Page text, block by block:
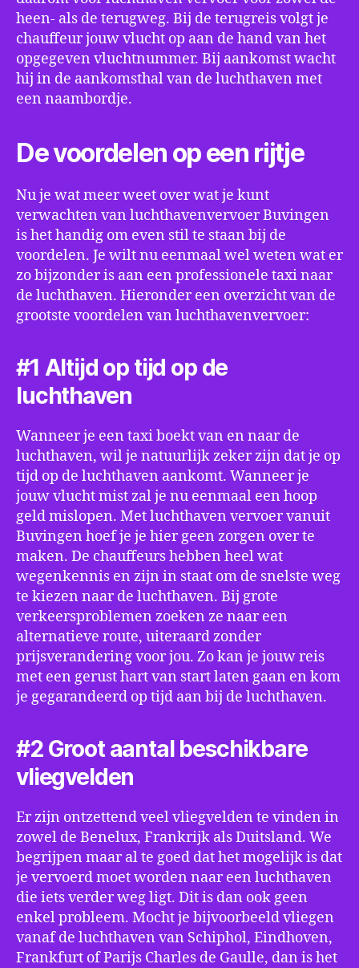
heen- als de terugweg. Bij de terugreis volgt je
chauffeur jouw vlucht op aan de hand van het
opgegeven vluchtnummer. Bij aankomst wacht
hij in de aankomsthal van de luchthaven met
een naambordje.
De voordelen op een rijtje
Nu je wat meer weet over wat je kunt
verwachten van luchthavenvervoer Buvingen
is het handig om even stil te staan bij de
voordelen. Je wilt nu eenmaal wel weten wat er
zo bijzonder is aan een professionele taxi naar
de luchthaven. Hieronder een overzicht van de
grootste voordelen van luchthavenvervoer:
#1 Altijd op tijd op de
luchthaven
Wanneer je een taxi boekt van en naar de
luchthaven, wil je natuurlijk zeker zijn dat je op
tijd op de luchthaven aankomt. Wanneer je
jouw vlucht mist zal je nu eenmaal een hoop
geld mislopen. Met luchthaven vervoer vanuit
Buvingen hoef je je hier geen zorgen over te
maken. De chauffeurs hebben heel wat
wegenkennis en zijn in staat om de snelste weg
te kiezen naar de luchthaven. Bij grote
verkeersproblemen zoeken ze naar een
alternatieve route, uiteraard zonder
prijsverandering voor jou. Zo kan je jouw reis
met een gerust hart van start laten gaan en kom
je gegarandeerd op tijd aan bij de luchthaven.
#2 Groot aantal beschikbare
vliegvelden
Er zijn ontzettend veel vliegvelden te vinden in
zowel de Benelux, Frankrijk als Duitsland. We
begrijpen maar al te goed dat het mogelijk is dat
je vervoerd moet worden naar een luchthaven
die iets verder weg ligt. Dit is dan ook geen
enkel probleem. Mocht je bijvoorbeeld vliegen
vanaf de luchthaven van Schiphol, Eindhoven,
Frankfurt of Parijs Charles de Gaulle, dan is het